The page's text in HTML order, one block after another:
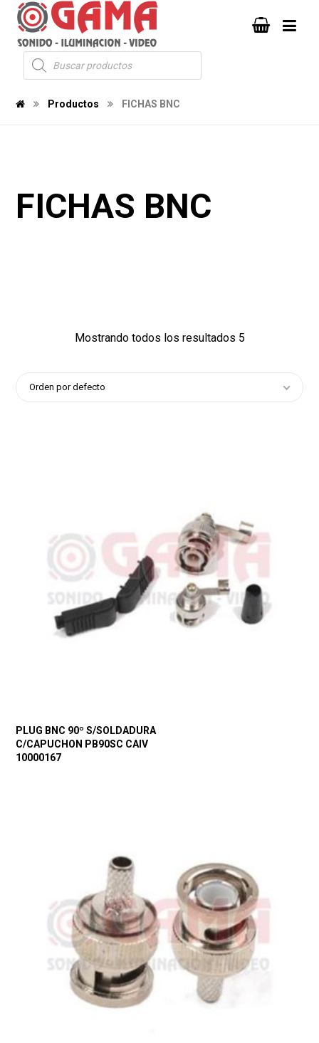
Productos FICHAS BNC
FICHAS BNC
Mostrando todos los resultados 5
Orden por defecto
PLUG BNC 90º S/SOLDADURA
C/CAPUCHON PB90SC CAIV
10000167